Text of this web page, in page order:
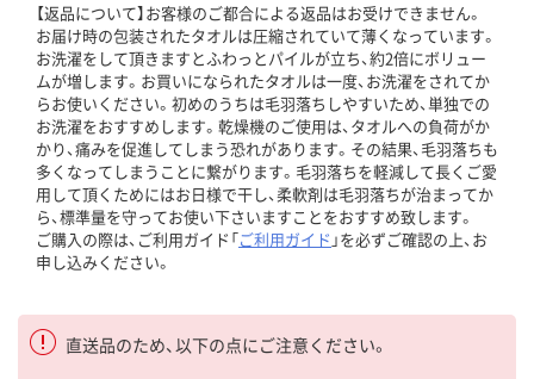
【返品について】お客様のご都合による返品はお受けできません。
お届け時の包装されたタオルは圧縮されていて薄くなっています。
お洗濯をして頂きますとふわっとパイルが立ち、約2倍にボリュー
ムが増します。お買いになられたタオルは一度、お洗濯をされてか
らお使いください。初めのうちは毛羽落ちしやすいため、単独での
お洗濯をおすすめします。乾燥機のご使用は、タオルへの負荷がか
かり、痛みを促進してしまう恐れがあります。その結果、毛羽落ちも
多くなってしまうことに繋がります。毛羽落ちを軽減して長くご愛
用して頂くためにはお日様で干し、柔軟剤は毛羽落ちが治まってか
ら、標準量を守ってお使い下さいますことをおすすめ致します。
ご購入の際は、ご利用ガイド「ご利用ガイド 」を必ずご確認の上、お
申し込みください。
直送品のため、以下の点にご注意ください。